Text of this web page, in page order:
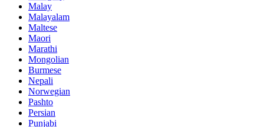
Malay
Malayalam
Maltese
Maori
Marathi
Mongolian
Burmese
Nepali
Norwegian
Pashto
Persian
Punjabi